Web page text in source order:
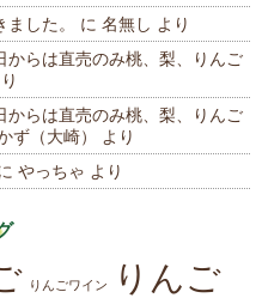
した。
に 名無し より
からは直売のみ桃、梨、りんご
からは直売のみ桃、梨、りんご
ず（大崎）
より
やっちゃ より
りんごワイン
りんご